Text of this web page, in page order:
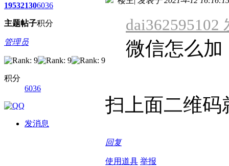
1953
主题
2130
帖子
6036
积分
管理员
积分
6036
发消息
dai362595102
微信怎么加
扫上面二维码
回复
使用道具 举报